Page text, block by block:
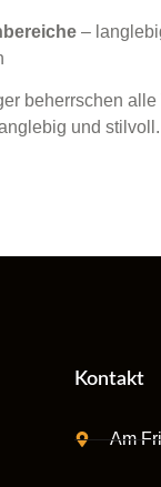
–
beherrschen
und stilvoll.
Kontakt
Am